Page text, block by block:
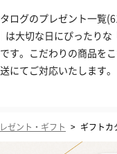
ログのプレゼント一覧
は大切な日にぴったりな
す。こだわりの商品を
にてご対応いたします。
ゼント・ギフト > ギフトカ